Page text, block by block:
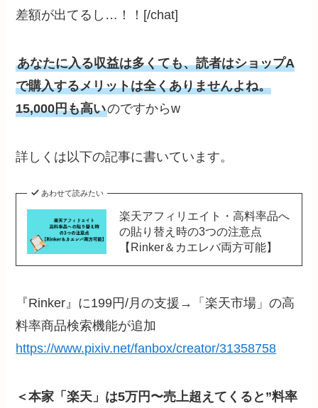
差額が出てるし…！！[/chat]
あなたに入る収益は多くても、読者はショップA
で購入するメリットは全くありませんよね。
15,000円も高いのですからw
詳しくは以下の記事に書いています。
あわせて読みたい
楽天アフィリエイト・高料率品へ
の貼り替え時の3つの注意点
【Rinker＆カエレバ両方可能】
『Rinker』に199円/月の支援→「楽天市場」の高
料率商品検索機能が追加
https://www.pixiv.net/fanbox/creator/31358758
＜本家「楽天」は5万円〜売上超えてくると”料率